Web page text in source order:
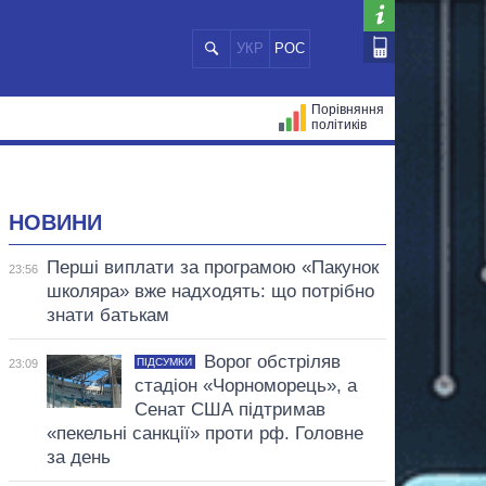
УКР РОС
Порівняння
політиків
НОВИНИ
23:56
Перші виплати за програмою «Пакунок
школяра» вже надходять: що потрібно
знати батькам
23:09 ПІДСУМКИ
Ворог обстріляв
стадіон «Чорноморець», а
Сенат США підтримав
«пекельні санкції» проти рф. Головне
за день